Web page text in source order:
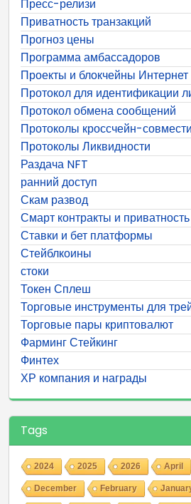
Пресс-релизи
Приватность транзакций
Прогноз цены
Программа амбассадоров
Проекты и блокчейны
Протокол для идентификации
Протокол обмена сообщений
Протоколы кроссчейн-
Протоколы Ликвидности
Раздача NFT
ранний доступ
Скам развод
Смарт контракты и приватность
Ставки и бет платформы
Стейблкоины
стоки
Токен Сплеш
Торговые инструменты для
Торговые пары криптовалют
Фарминг Стейкинг
Финтех
ХР компания и награды
Tags
2024 2025 2026 April
December February